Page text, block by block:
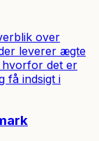
over
leverer ægte
hvorfor det er
få indsigt i